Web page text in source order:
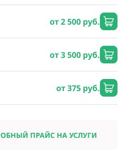
от 2 500 руб.
от 3 500 руб.
от 375 руб.
ПРАЙС НА УСЛУГИ